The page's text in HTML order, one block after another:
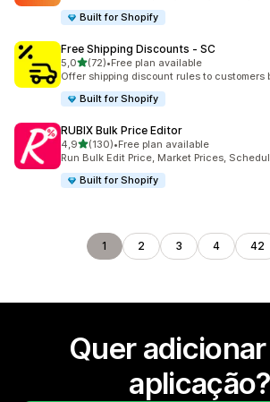
Built for Shopify
Free Shipping Discounts ‑ SC
5,0de 5 estrelas
(72)
72 total de avaliações
•Free plan available
Offer shipping discount rules to customers
Built for Shopify
RUBIX Bulk Price Editor
4,9de 5 estrelas
(130)
130 total de avaliações
•Free plan available
Run Bulk Edit Price, Market Prices,
Built for Shopify
1 2 3 4 42
Quer
aplicação?